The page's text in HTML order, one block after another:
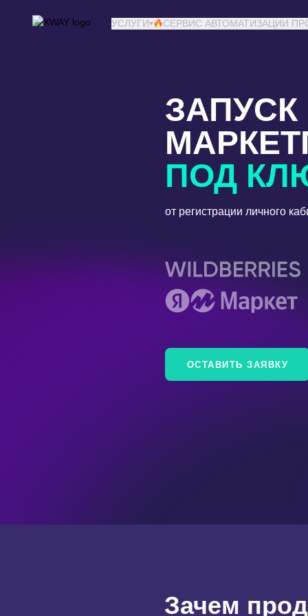
XWAY агентство УСЛУГИ СЕРВИС АВТОМАТИЗАЦИИ
ПОД
от регистрации личного
ОСТАВИТЬ ЗАЯВКУ
Зачем